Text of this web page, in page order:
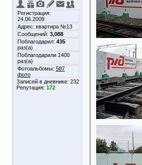
Регистрация:
24.06.2009
Адрес: квартира №13
Сообщений: 3,088
Поблагодарил: 435
раз(а)
Поблагодарили 1400
раз(а)
Фотоальбомы: 587
фото
Записей в дневнике: 232
Репутация: 172